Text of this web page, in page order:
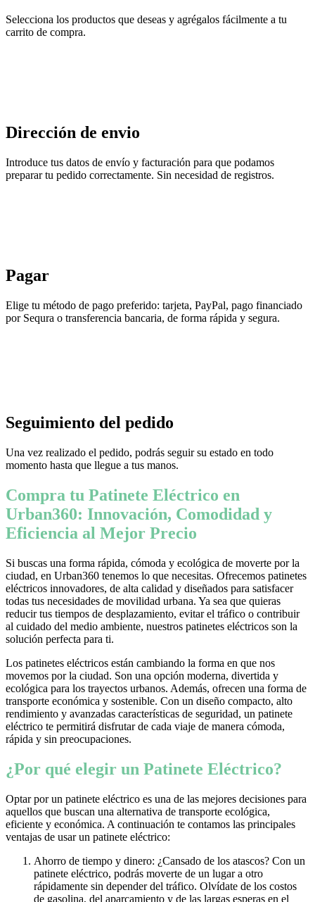
Selecciona los productos que deseas y agrégalos fácilmente a tu
carrito de compra.
Dirección de envio
Introduce tus datos de envío y facturación para que podamos
preparar tu pedido correctamente. Sin necesidad de registros.
Pagar
Elige tu método de pago preferido: tarjeta, PayPal, pago financiado
por Sequra o transferencia bancaria, de forma rápida y segura.
Seguimiento del pedido
Una vez realizado el pedido, podrás seguir su estado en todo
momento hasta que llegue a tus manos.
Compra tu Patinete Eléctrico en
Urban360: Innovación, Comodidad y
Eficiencia al Mejor Precio
Si buscas una forma rápida, cómoda y ecológica de moverte por la
ciudad, en Urban360 tenemos lo que necesitas. Ofrecemos patinetes
eléctricos innovadores, de alta calidad y diseñados para satisfacer
todas tus necesidades de movilidad urbana. Ya sea que quieras
reducir tus tiempos de desplazamiento, evitar el tráfico o contribuir
al cuidado del medio ambiente, nuestros patinetes eléctricos son la
solución perfecta para ti.
Los patinetes eléctricos están cambiando la forma en que nos
movemos por la ciudad. Son una opción moderna, divertida y
ecológica para los trayectos urbanos. Además, ofrecen una forma de
transporte económica y sostenible. Con un diseño compacto, alto
rendimiento y avanzadas características de seguridad, un patinete
eléctrico te permitirá disfrutar de cada viaje de manera cómoda,
rápida y sin preocupaciones.
¿Por qué elegir un Patinete Eléctrico?
Optar por un patinete eléctrico es una de las mejores decisiones para
aquellos que buscan una alternativa de transporte ecológica,
eficiente y económica. A continuación te contamos las principales
ventajas de usar un patinete eléctrico:
Ahorro de tiempo y dinero: ¿Cansado de los atascos? Con un
patinete eléctrico, podrás moverte de un lugar a otro
rápidamente sin depender del tráfico. Olvídate de los costos
de gasolina, del aparcamiento y de las largas esperas en el